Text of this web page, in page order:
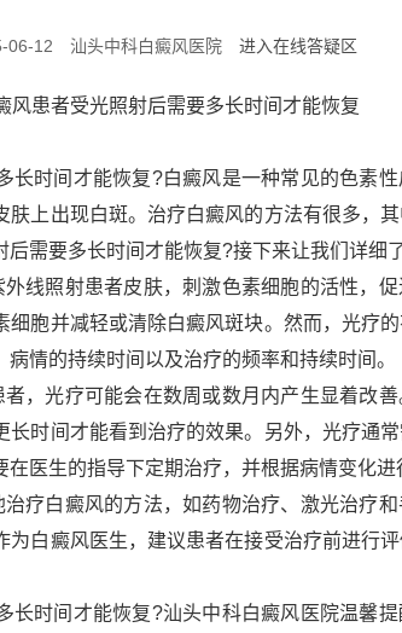
06-12 汕头中科白癜风医院 进入在线答疑区
时间才能恢复?白癜风是一种常见的色素性
肤上出现白斑。治疗白癜风的方法有很多，
需要多长时间才能恢复?接下来让我们详细
照射患者皮肤，刺激色素细胞的活性，促
细胞并减轻或清除白癜风斑块。然而，光疗
情的持续时间以及治疗的频率和持续时间。
光疗可能会在数周或数月内产生显着改善
长时间才能看到治疗的效果。另外，光疗通
医生的指导下定期治疗，并根据病情变化进
白癜风的方法，如药物治疗、激光治疗和
为白癜风医生，建议患者在接受治疗前进行
时间才能恢复?汕头中科白癜风医院温馨提